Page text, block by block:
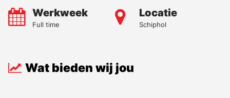
Werkweek
Full time
Locatie
Schiphol
Wat bieden wij jou